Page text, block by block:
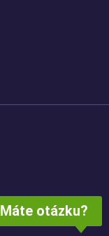
Máte otázku?